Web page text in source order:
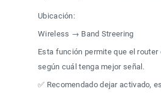
Ubicación:
Wireless → Band Streering
Esta función permite que el
según cuál tenga mejor señal.
✅ Recomendado dejar activado,